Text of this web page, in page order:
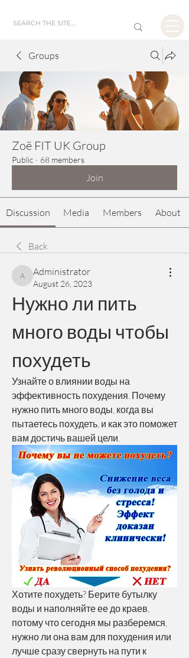
Groups
Zoë FIT UK Group
Public · 68 members
Join
Discussion Media Members About
Back
Administrator
Administrator
August 26, 2023
Нужно ли пить
много воды чтобы
похудеть
Узнайте о влиянии воды на
эффективность похудения. Почему
нужно пить много воды, когда вы
пытаетесь похудеть, и как это поможет
вам достичь вашей цели.
Хотите похудеть? Берите бутылку
воды и наполняйте ее до краев,
потому что сегодня мы разберемся,
нужно ли она вам для похудения или
лучше сразу свернуть на пути к